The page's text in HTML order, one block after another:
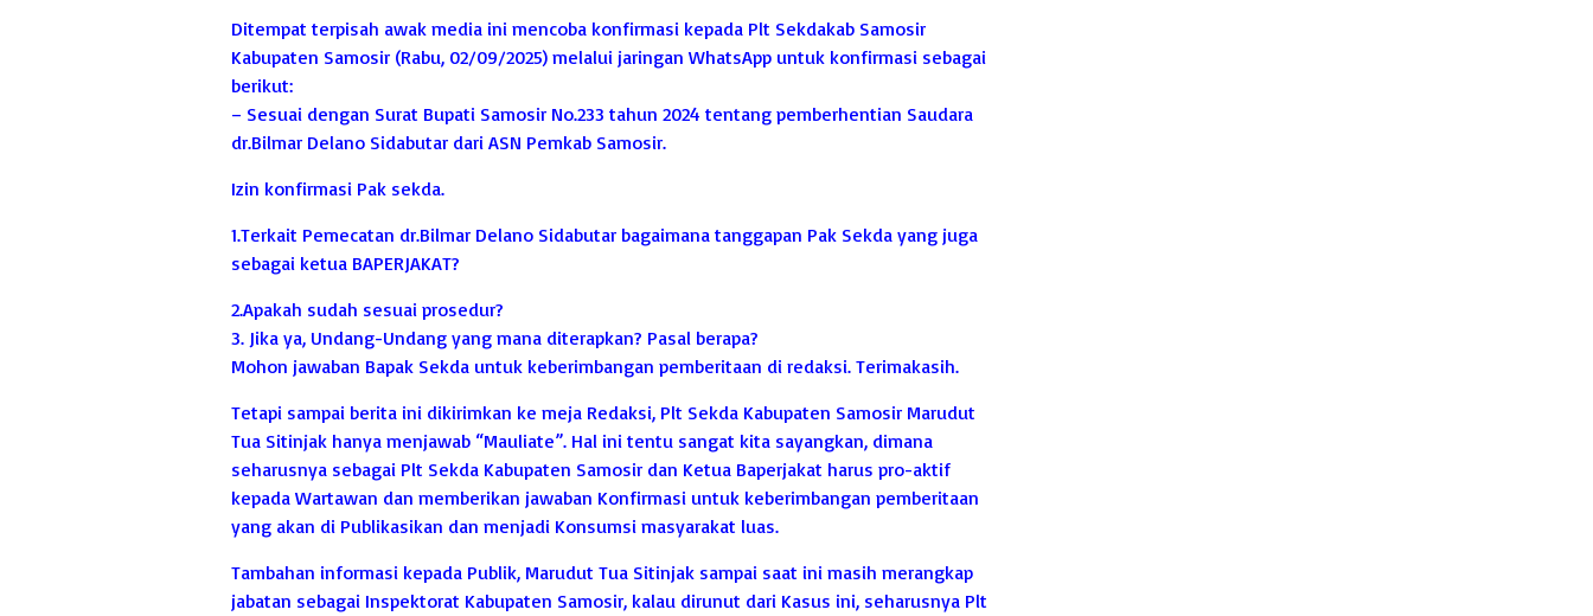
Ditempat terpisah awak media ini mencoba konfirmasi kepada Plt Sekdakab Samosir
Kabupaten Samosir (Rabu, 02/09/2025) melalui jaringan WhatsApp untuk konfirmasi sebagai
berikut:
– Sesuai dengan Surat Bupati Samosir No.233 tahun 2024 tentang pemberhentian Saudara
dr.Bilmar Delano Sidabutar dari ASN Pemkab Samosir.
Izin konfirmasi Pak sekda.
1.Terkait Pemecatan dr.Bilmar Delano Sidabutar bagaimana tanggapan Pak Sekda yang juga
sebagai ketua BAPERJAKAT?
2.Apakah sudah sesuai prosedur?
3. Jika ya, Undang-Undang yang mana diterapkan? Pasal berapa?
Mohon jawaban Bapak Sekda untuk keberimbangan pemberitaan di redaksi. Terimakasih.
Tetapi sampai berita ini dikirimkan ke meja Redaksi, Plt Sekda Kabupaten Samosir Marudut
Tua Sitinjak hanya menjawab “Mauliate”. Hal ini tentu sangat kita sayangkan, dimana
seharusnya sebagai Plt Sekda Kabupaten Samosir dan Ketua Baperjakat harus pro-aktif
kepada Wartawan dan memberikan jawaban Konfirmasi untuk keberimbangan pemberitaan
yang akan di Publikasikan dan menjadi Konsumsi masyarakat luas.
Tambahan informasi kepada Publik, Marudut Tua Sitinjak sampai saat ini masih merangkap
jabatan sebagai Inspektorat Kabupaten Samosir, kalau dirunut dari Kasus ini, seharusnya Plt